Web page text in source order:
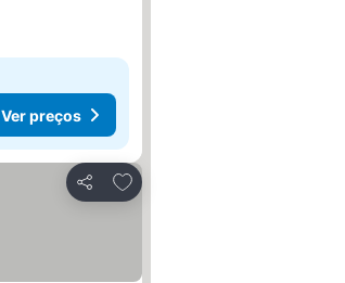
Ver preços
Partilhar
Adicionar aos favoritos